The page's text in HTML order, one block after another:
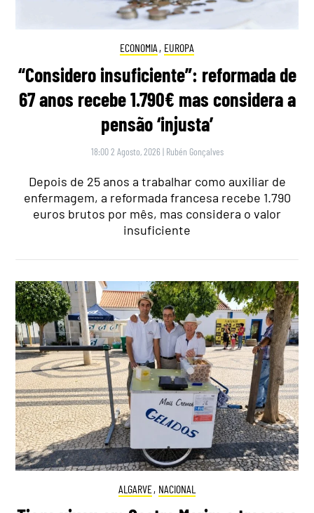
ECONOMIA , EUROPA
“Considero insuficiente”: reformada de
67 anos recebe 1.790€ mas considera a
pensão ‘injusta’
18:00 2 Agosto, 2026 | Rubén Gonçalves
Depois de 25 anos a trabalhar como auxiliar de
enfermagem, a reformada francesa recebe 1.790
euros brutos por mês, mas considera o valor
insuficiente
ALGARVE, NACIONAL